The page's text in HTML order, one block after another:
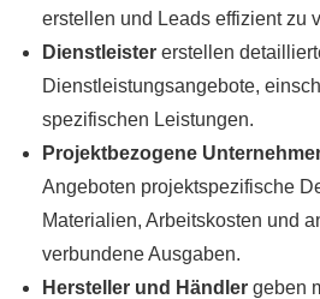
erstellen und Leads effizient zu
Dienstleister erstellen
Dienstleistungsangebote,
spezifischen Leistungen.
Projektbezogene
Angeboten projektspezifische
Materialien, Arbeitskosten und
verbundene Ausgaben.
Hersteller und Händler geben